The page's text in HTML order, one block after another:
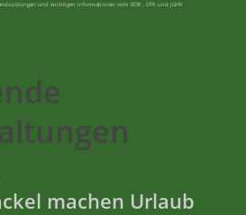
und wichtigen Informationen vom BDK , DTK und JGHV
machen Urlaub